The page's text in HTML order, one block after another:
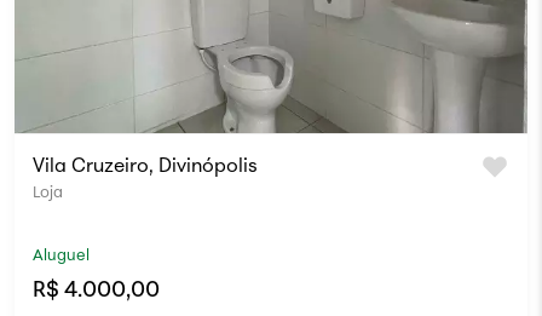
Vila Cruzeiro, Divinópolis
Loja
Aluguel
R$ 4.000,00